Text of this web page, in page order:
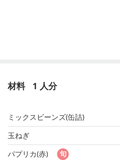
材料 1 人分
ミックスビーンズ(缶詰)
玉ねぎ
パプリカ(赤)